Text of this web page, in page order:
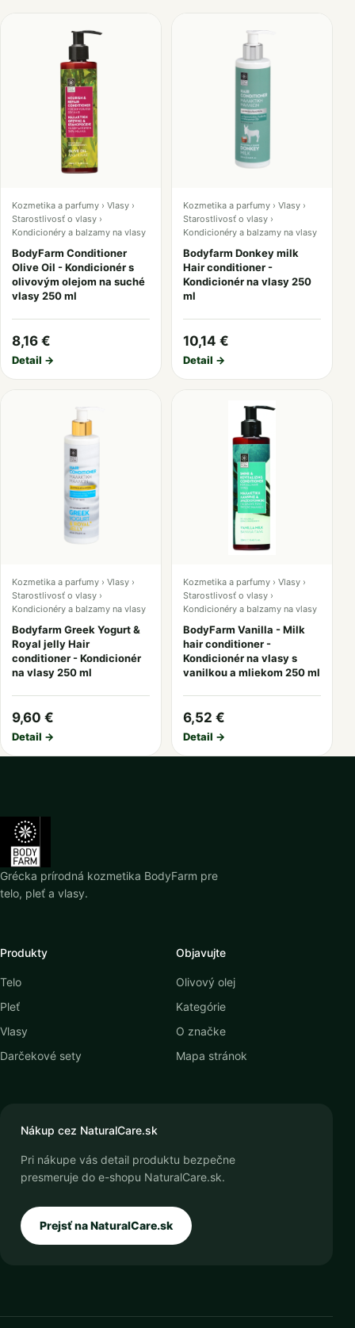
Kozmetika a parfumy › Vlasy ›
Starostlivosť o vlasy ›
Kondicionéry a balzamy na vlasy
BodyFarm Conditioner
Olive Oil - Kondicionér s
olivovým olejom na suché
vlasy 250 ml
8,16 €
Detail →
Kozmetika a parfumy › Vlasy ›
Starostlivosť o vlasy ›
Kondicionéry a balzamy na vlasy
Bodyfarm Donkey milk
Hair conditioner -
Kondicionér na vlasy 250
ml
10,14 €
Detail →
Kozmetika a parfumy › Vlasy ›
Starostlivosť o vlasy ›
Kondicionéry a balzamy na vlasy
Bodyfarm Greek Yogurt &
Royal jelly Hair
conditioner - Kondicionér
na vlasy 250 ml
9,60 €
Detail →
Kozmetika a parfumy › Vlasy ›
Starostlivosť o vlasy ›
Kondicionéry a balzamy na vlasy
BodyFarm Vanilla - Milk
hair conditioner -
Kondicionér na vlasy s
vanilkou a mliekom 250 ml
6,52 €
Detail →
Grécka prírodná kozmetika BodyFarm pre
telo, pleť a vlasy.
Produkty
Telo
Pleť
Vlasy
Darčekové sety
Objavujte
Olivový olej
Kategórie
O značke
Mapa stránok
Nákup cez NaturalCare.sk
Pri nákupe vás detail produktu bezpečne
presmeruje do e-shopu NaturalCare.sk.
Prejsť na NaturalCare.sk